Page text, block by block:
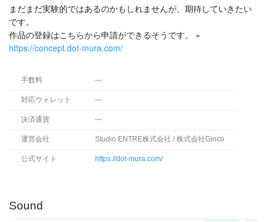
まだまだ実験的ではあるのかもしれませんが、期待していきたい
です。
作品の登録はこちらから申請ができるそうです。 »
https://concept.dot-mura.com/
手数料 —
対応ウォレット —
決済通貨 —
運営会社 Studio ENTRE株式会社 / 株式会社Ginco
公式サイト https://dot-mura.com/
Sound